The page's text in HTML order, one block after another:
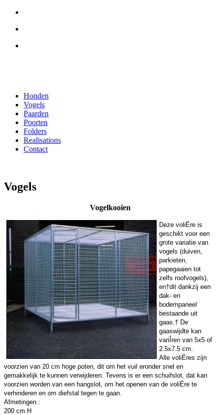
Honden
Vogels
Paarden
Poorten
Folders
Realisations
Contact
Vogels
Vogelkooien
Deze voliËre is
geschikt voor een
grote variatie van
vogels (duiven,
parkieten,
papegaaien tot
zelfs roofvogels),
en†dit dankzij een
dak- en
bodempaneel
bestaande uit
gaas.† De
gaaswijdte kan
variÎren van 5x5 of
2.5x7.5 cm.
Alle voliËres zijn
voorzien van 20 cm hoge poten, dit om het vuil eronder snel en
gemakkelijk te kunnen verwijderen. Tevens is er een schuifslot, dat kan
voorzien worden van een hangslot, om het openen van de voliËre te
verhinderen en om diefstal tegen te gaan.
Afmetingen :
200 cm H